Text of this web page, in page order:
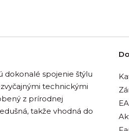
dokonalé spojenie štýlu
technickými
z prírodnej
takže vhodná do